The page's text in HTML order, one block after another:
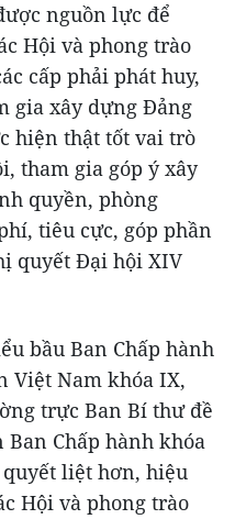
nguồn lực để
Hội và phong trào
cấp phải phát huy,
gia xây dựng Đảng
hiện thật tốt vai trò
tham gia góp ý xây
quyền, phòng
tiêu cực, góp phần
quyết Đại hội XIV
bầu Ban Chấp hành
Việt Nam khóa IX,
trực Ban Bí thư đề
Chấp hành khóa
liệt hơn, hiệu
Hội và phong trào